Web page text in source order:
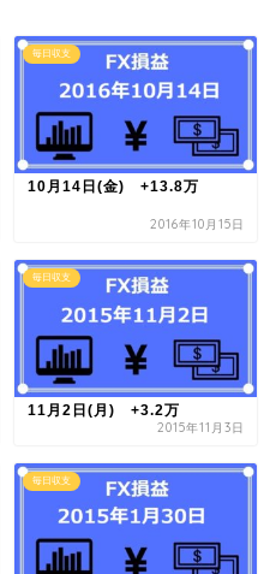
毎日収支
10月14日(金) +13.8万
2016年10月15日
毎日収支
11月2日(月) +3.2万
2015年11月3日
毎日収支